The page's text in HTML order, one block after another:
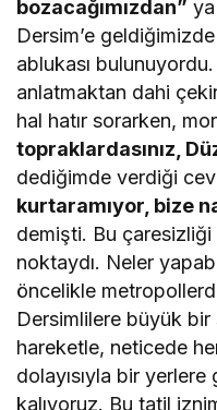
bozacağımızdan”
Dersim’e
ablukası
anlatmaktan dahi
hal hatır sorarken,
topraklardasınız,
dediğimde verdiği
kurtaramıyor, bize
demişti. Bu
noktaydı. Neler
öncelikle
Dersimlilere büyük
hareketle, neticede
dolayısıyla bir
kalıyoruz. Bu tatil